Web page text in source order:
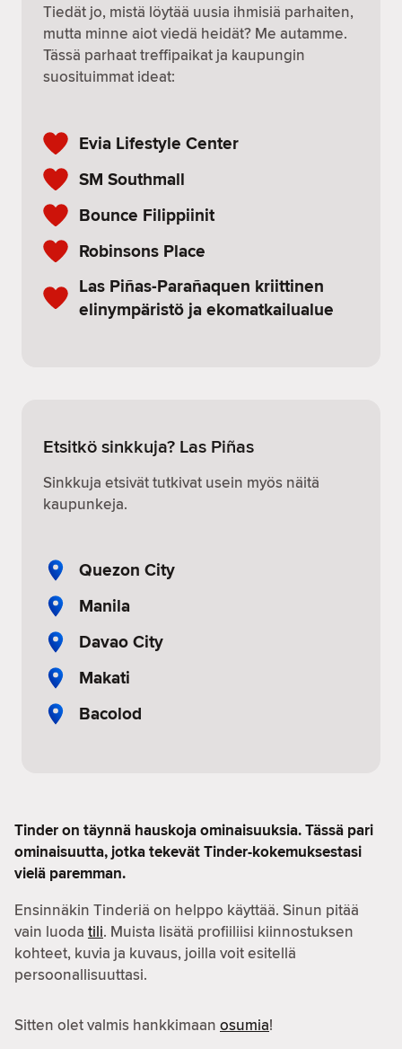
Tiedät jo, mistä löytää uusia ihmisiä parhaiten,
mutta minne aiot viedä heidät? Me autamme.
Tässä parhaat treffipaikat ja kaupungin
suosituimmat ideat:
Evia Lifestyle Center
SM Southmall
Bounce Filippiinit
Robinsons Place
Las Piñas-Parañaquen kriittinen
elinympäristö ja ekomatkailualue
Etsitkö sinkkuja? Las Piñas
Sinkkuja etsivät tutkivat usein myös näitä
kaupunkeja.
Quezon City
Manila
Davao City
Makati
Bacolod
Tinder on täynnä hauskoja ominaisuuksia. Tässä pari
ominaisuutta, jotka tekevät Tinder-kokemuksestasi
vielä paremman.
Ensinnäkin Tinderiä on helppo käyttää. Sinun pitää
vain luoda tili. Muista lisätä profiiliisi kiinnostuksen
kohteet, kuvia ja kuvaus, joilla voit esitellä
persoonallisuuttasi.
Sitten olet valmis hankkimaan osumia!